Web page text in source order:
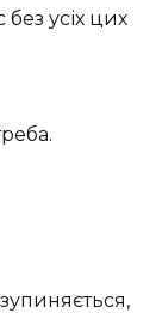
усіх цих